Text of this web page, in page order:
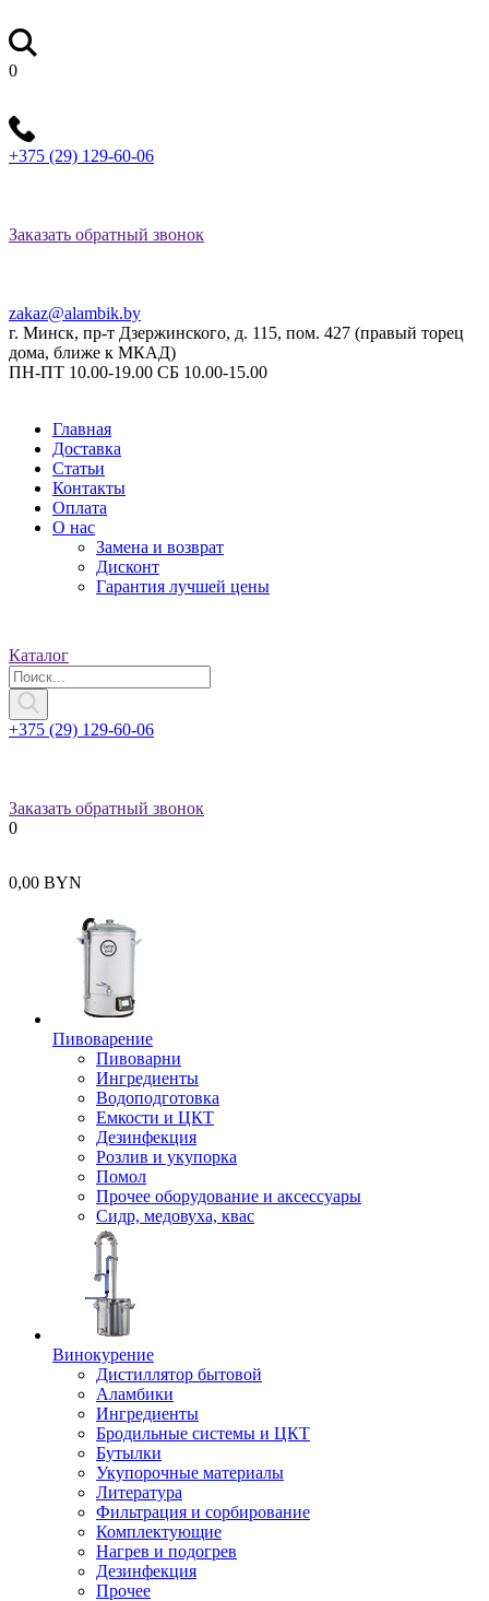
0
+375 (29) 129-60-06
Заказать обратный звонок
zakaz@alambik.by
г. Минск, пр-т Дзержинского, д. 115, пом. 427 (правый торец
дома, ближе к МКАД)
ПН-ПТ 10.00-19.00 СБ 10.00-15.00
Главная
Доставка
Статьи
Контакты
Оплата
О нас
Замена и возврат
Дисконт
Гарантия лучшей цены
Каталог
+375 (29) 129-60-06
Заказать обратный звонок
0
0,00 BYN
Пивоварение
Пивоварни
Ингредиенты
Водоподготовка
Емкости и ЦКТ
Дезинфекция
Розлив и укупорка
Помол
Прочее оборудование и аксессуары
Сидр, медовуха, квас
Винокурение
Дистиллятор бытовой
Аламбики
Ингредиенты
Бродильные системы и ЦКТ
Бутылки
Укупорочные материалы
Литература
Фильтрация и сорбирование
Комплектующие
Нагрев и подогрев
Дезинфекция
Прочее